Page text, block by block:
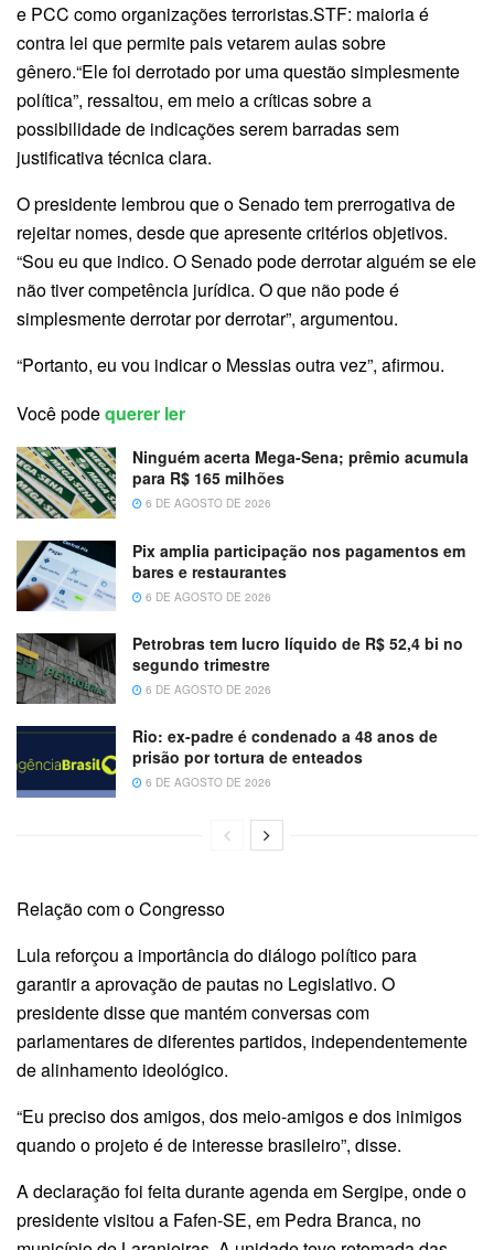
e PCC como organizações terroristas.STF: maioria é
contra lei que permite pais vetarem aulas sobre
gênero.“Ele foi derrotado por uma questão simplesmente
política”, ressaltou, em meio a críticas sobre a
possibilidade de indicações serem barradas sem
justificativa técnica clara.
O presidente lembrou que o Senado tem prerrogativa de
rejeitar nomes, desde que apresente critérios objetivos.
“Sou eu que indico. O Senado pode derrotar alguém se ele
não tiver competência jurídica. O que não pode é
simplesmente derrotar por derrotar”, argumentou.
“Portanto, eu vou indicar o Messias outra vez”, afirmou.
Você podequerer ler
Ninguém acerta Mega-Sena; prêmio acumula
para R$ 165 milhões
6 DE AGOSTO DE 2026
Pix amplia participação nos pagamentos em
bares e restaurantes
6 DE AGOSTO DE 2026
Petrobras tem lucro líquido de R$ 52,4 bi no
segundo trimestre
6 DE AGOSTO DE 2026
Rio: ex-padre é condenado a 48 anos de
prisão por tortura de enteados
6 DE AGOSTO DE 2026
Relação com o Congresso
Lula reforçou a importância do diálogo político para
garantir a aprovação de pautas no Legislativo. O
presidente disse que mantém conversas com
parlamentares de diferentes partidos, independentemente
de alinhamento ideológico.
“Eu preciso dos amigos, dos meio-amigos e dos inimigos
quando o projeto é de interesse brasileiro”, disse.
A declaração foi feita durante agenda em Sergipe, onde o
presidente visitou a Fafen-SE, em Pedra Branca, no